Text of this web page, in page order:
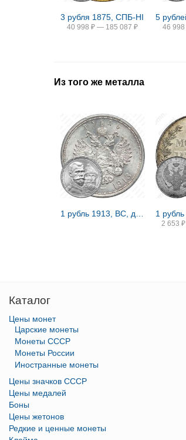
3 рубля 1875, СПБ-HI
40 998 ₽ — 185 087 ₽ 46 998
Из того же металла
2 653 ₽
Каталог
Цены монет
Царские монеты
Монеты СССР
Монеты России
Иностранные монеты
Цены значков СССР
Цены медалей
Боны
Цены жетонов
Редкие и ценные монеты